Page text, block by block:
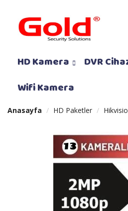
HD Kamera DVR
Wifi Kamera
Anasayfa HD Paketler